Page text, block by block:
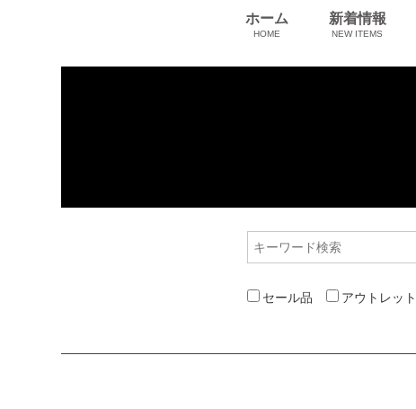
ホーム
HOME
新着情報
NEW ITEMS
コート、上着
小物・筆記
アパレル
雑貨・その他
バッグ＆ポーチ
小物・筆記
ベビー用品
財布
ペット用品
靴
ベルト
アロマ＆フレグランス
帽子
腕時計
サングラス
ネクタイ
アクセサリ
セール品 アウトレット